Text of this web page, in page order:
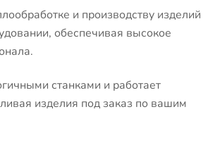
и производству изделий
обеспечивая высокое
станками и работает
изделия под заказ по вашим